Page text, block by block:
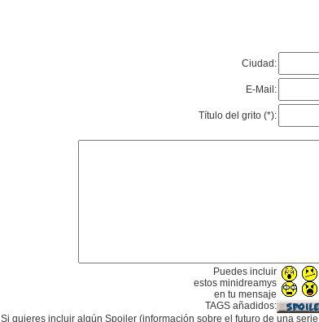
Ciudad:
E-Mail:
Título del grito (*):
Puedes incluir
estos minidreamys
en tu mensaje
TAGS añadidos:
Si quieres incluir algún Spoiler (información sobre el futuro de una